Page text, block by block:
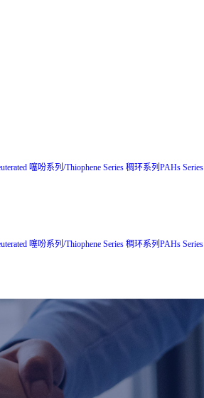
噻吩系列/Thiophene Series 稠环系列PAHs Series
噻吩系列/Thiophene Series 稠环系列PAHs Series